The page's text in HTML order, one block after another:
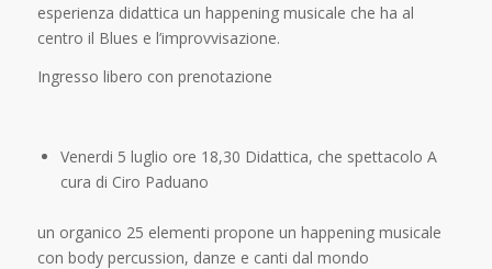
esperienza didattica un happening musicale che ha al
centro il Blues e l’improvvisazione.
Ingresso libero con prenotazione
Venerdi 5 luglio ore 18,30 Didattica, che spettacolo A
cura di Ciro Paduano
un organico 25 elementi propone un happening musicale
con body percussion, danze e canti dal mondo